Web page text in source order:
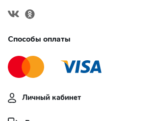
Способы оплаты
Личный кабинет